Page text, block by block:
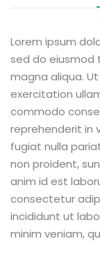
Lorem ipsum
sed do eiusmod
magna aliqua.
exercitation
commodo
reprehenderit in
fugiat nulla
non proident,
anim id est
consectetur
incididunt ut
minim veniam,